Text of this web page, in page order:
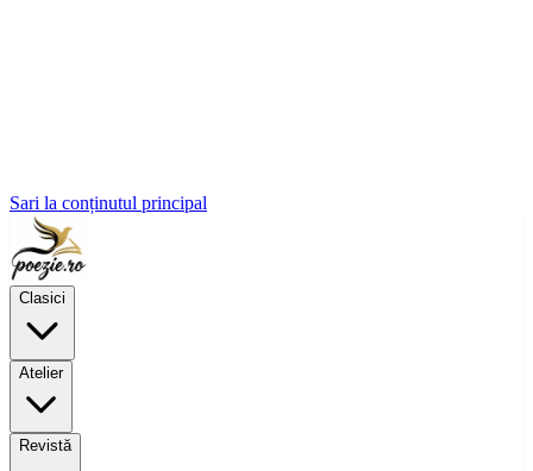
Sari la conținutul principal
Clasici
Atelier
Revistă